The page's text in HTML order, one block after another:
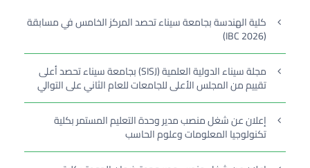
كلية الهندسة بجامعة سيناء تحصد المركز الخامس في مسابقة
(IBC 2026)
مجلة سيناء الدولية العلمية (SISJ) بجامعة سيناء تحصد أعلى
تقييم من المجلس الأعلى للجامعات للعام الثاني على التوالي
إعلان عن شغل منصب مدير وحدة التعليم المستمر بكلية
تكنولوجيا المعلومات وعلوم الحاسب